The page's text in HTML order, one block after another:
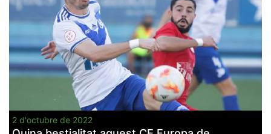
2 d'octubre de 2022